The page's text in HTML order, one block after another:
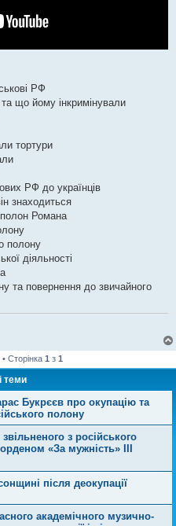
РФ
що йому інкримінували
тортури
РФ до українців
знаходиться
Романа
полону
діяльності
та повернення до звичайного
Сторінка 1 з 1
теми
Букрєєв про окупацію та
полону
з російського
«За мужність» ІІІ
після деокупації
академічного музично-